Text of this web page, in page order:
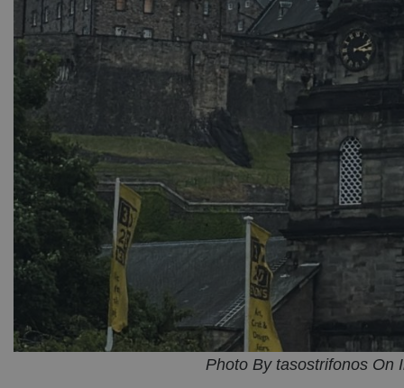
Photo By tasostrifonos On